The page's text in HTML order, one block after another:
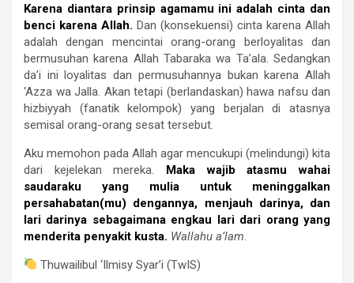
Karena diantara prinsip agamamu ini adalah cinta dan
benci karena Allah. Dan (konsekuensi) cinta karena Allah
adalah dengan mencintai orang-orang berloyalitas dan
bermusuhan karena Allah Tabaraka wa Ta’ala. Sedangkan
da’i ini loyalitas dan permusuhannya bukan karena Allah
‘Azza wa Jalla. Akan tetapi (berlandaskan) hawa nafsu dan
hizbiyyah (fanatik kelompok) yang berjalan di atasnya
semisal orang-orang sesat tersebut.
Aku memohon pada Allah agar mencukupi (melindungi) kita
dari kejelekan mereka. Maka wajib atasmu wahai
saudaraku yang mulia untuk meninggalkan
persahabatan(mu) dengannya, menjauh darinya, dan
lari darinya sebagaimana engkau lari dari orang yang
menderita penyakit kusta. Wallahu a’lam.
Thuwailibul ‘Ilmisy Syar’i (TwIS)